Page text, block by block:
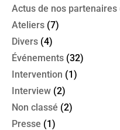
Actus de nos partenaires
Ateliers (7)
Divers (4)
Événements (32)
Intervention (1)
Interview (2)
Non classé (2)
Presse (1)